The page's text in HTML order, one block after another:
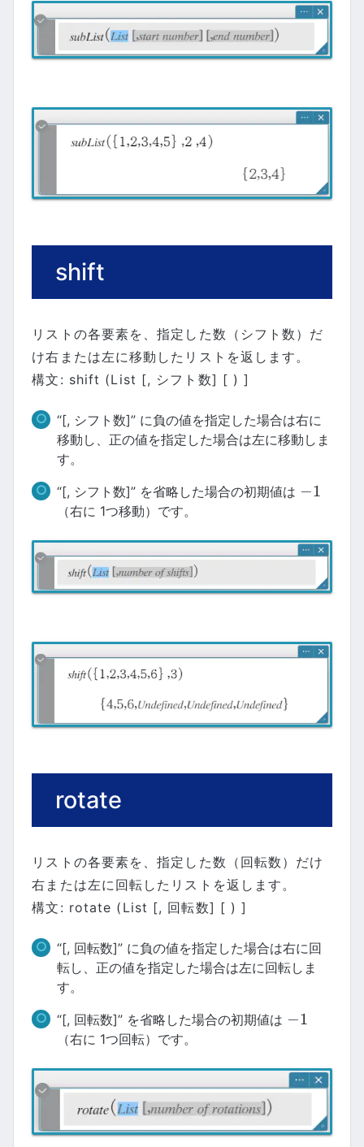
shift
リストの各要素を、指定した数（シフト数）だ
け右または左に移動したリストを返します。
構文: shift (List [, シフト数] [ ) ]
“[, シフト数]” に負の値を指定した場合は右に
移動し、正の値を指定した場合は左に移動しま
す。
“[, シフト数]” を省略した場合の初期値は −1
−1
（右に 1つ移動）です。
rotate
リストの各要素を、指定した数（回転数）だけ
右または左に回転したリストを返します。
構文: rotate (List [, 回転数] [ ) ]
“[, 回転数]” に負の値を指定した場合は右に回
転し、正の値を指定した場合は左に回転しま
す。
“[, 回転数]” を省略した場合の初期値は −1
−1
（右に 1つ回転）です。